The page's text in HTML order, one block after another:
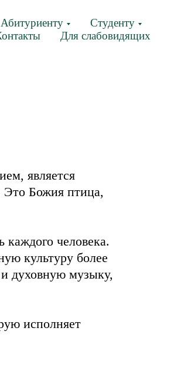
Абитуриенту
Студенту
Для слабовидящих
является
Это Божия птица,
каждого человека.
культуру более
духовную музыку,
исполняет